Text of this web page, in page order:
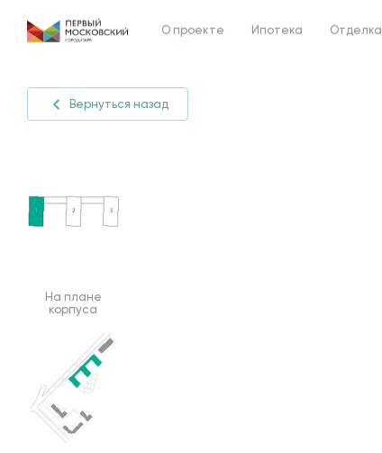
О проекте Ипотека Отделка
На плане
корпуса
Вернуться назад